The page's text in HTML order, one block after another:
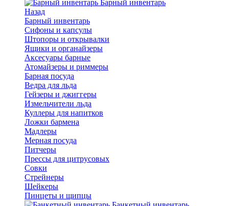
Барный инвентарь
Назад
Барный инвентарь
Сифоны и капсулы
Штопоры и открывалки
Ящики и органайзеры
Аксесуары барные
Атомайзеры и риммеры
Барная посуда
Ведра для льда
Гейзеры и джиггеры
Измельчители льда
Куллеры для напитков
Ложки бармена
Мадлеры
Мерная посуда
Питчеры
Прессы для цитрусовых
Совки
Стрейнеры
Шейкеры
Пинцеты и щипцы